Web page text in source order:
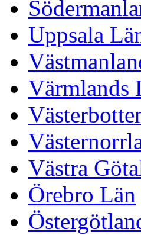
Uppsala
Värmlands
Västra
Örebro Län